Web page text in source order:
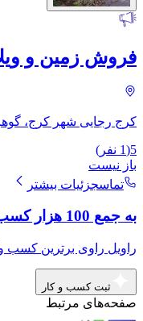
فروش زمین و
کرج رجایی شهر کرج،
5
(
1 نفر)
باز نیست
تماسجزئیات بیشتر
به جمع 100 هزار کسب‌وکار کرجی در راویل بپیوندید
راویل راوی برترین کسب
ثبت کسب و کار
صفحه‌های مرتبط